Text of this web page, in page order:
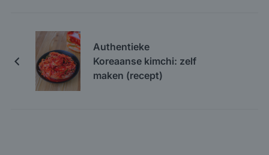
Authentieke
Koreaanse kimchi: zelf
maken (recept)